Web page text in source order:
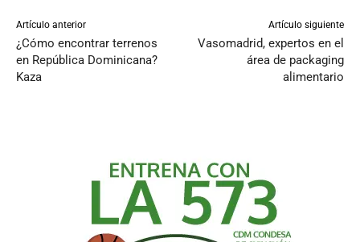
Artículo anterior
¿Cómo encontrar terrenos
en República Dominicana?
Kaza
Artículo siguiente
Vasomadrid, expertos en el
área de packaging
alimentario